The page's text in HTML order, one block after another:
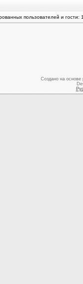
пользователей и гости:
Создано на основе